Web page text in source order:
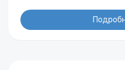
индустриального лофта
в себе уникальную